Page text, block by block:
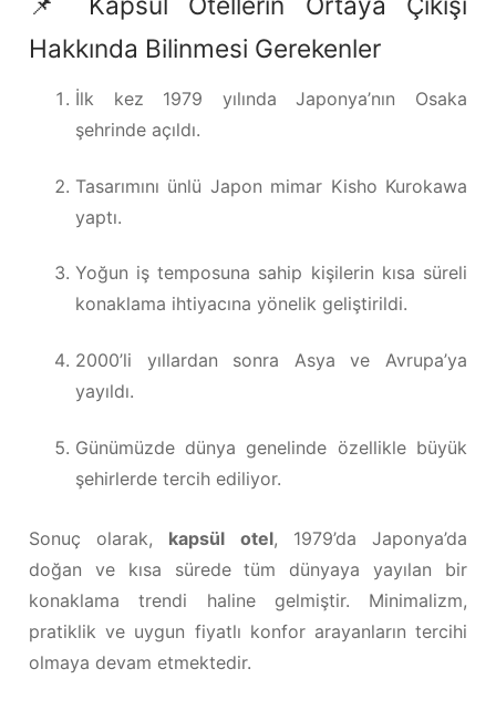
Hakkında Bilinmesi Gerekenler
İlk kez 1979 yılında Japonya’nın Osaka
şehrinde açıldı.
Tasarımını ünlü Japon mimar Kisho Kurokawa
yaptı.
Yoğun iş temposuna sahip kişilerin kısa süreli
konaklama ihtiyacına yönelik geliştirildi.
2000’li yıllardan sonra Asya ve Avrupa’ya
yayıldı.
Günümüzde dünya genelinde özellikle büyük
şehirlerde tercih ediliyor.
Sonuç olarak, kapsül otel, 1979’da Japonya’da
doğan ve kısa sürede tüm dünyaya yayılan bir
konaklama trendi haline gelmiştir. Minimalizm,
pratiklik ve uygun fiyatlı konfor arayanların tercihi
olmaya devam etmektedir.